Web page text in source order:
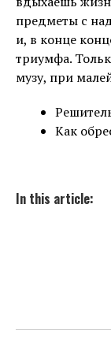
предметы с
и, в конце
триумфа.
музу, при
Как
In this article: